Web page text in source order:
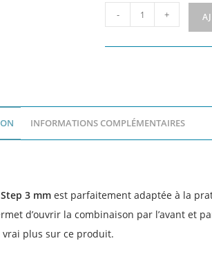
- +
INFORMATIONS COMPLÉMENTAIRES
3 mm est parfaitement adaptée à la
d’ouvrir la combinaison par l’avant et
plus sur ce produit.